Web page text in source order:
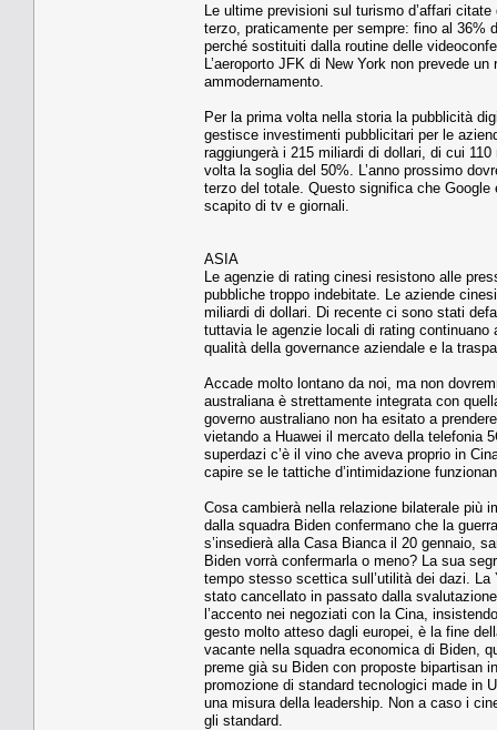
Le ultime previsioni sul turismo d’affari
terzo, praticamente per sempre: fino al 36%
perché sostituiti dalla routine delle
L’aeroporto JFK di New York non prevede
ammodernamento.
Per la prima volta nella storia la pubblicità
gestisce investimenti pubblicitari per le
raggiungerà i 215 miliardi di dollari, di cui
volta la soglia del 50%. L’anno prossimo
terzo del totale. Questo significa che
scapito di tv e giornali.
ASIA
Le agenzie di rating cinesi resistono alle
pubbliche troppo indebitate. Le aziende
miliardi di dollari. Di recente ci sono stati
tuttavia le agenzie locali di rating
qualità della governance aziendale e la
Accade molto lontano da noi, ma non
australiana è strettamente integrata con
governo australiano non ha esitato a
vietando a Huawei il mercato della telefonia
superdazi c’è il vino che aveva proprio in
capire se le tattiche d’intimidazione
Cosa cambierà nella relazione bilaterale più
dalla squadra Biden confermano che la
s’insedierà alla Casa Bianca il 20 gennaio,
Biden vorrà confermarla o meno? La sua
tempo stesso scettica sull’utilità dei dazi.
stato cancellato in passato dalla
l’accento nei negoziati con la Cina,
gesto molto atteso dagli europei, è la fine
vacante nella squadra economica di Biden,
preme già su Biden con proposte bipartisan
promozione di standard tecnologici made in
una misura della leadership. Non a caso i
gli standard.